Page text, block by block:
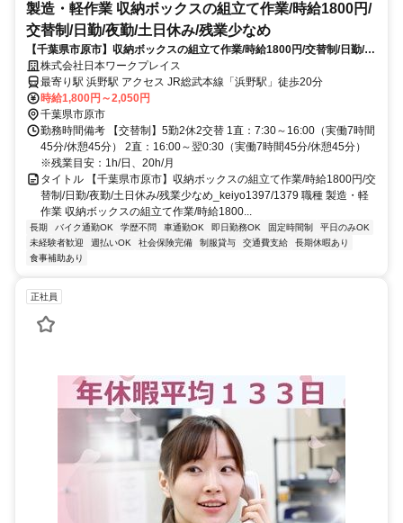
製造・軽作業 収納ボックスの組立て作業/時給1800円/
交替制/日勤/夜勤/土日休み/残業少なめ
【千葉県市原市】収納ボックスの組立て作業/時給1800円/交替制/日勤/夜
勤/土日休み/残業少なめ_keiyo1397/1379
株式会社日本ワークプレイス
最寄り駅 浜野駅 アクセス JR総武本線「浜野駅」徒歩20分
時給1,800円～2,050円
千葉県市原市
勤務時間備考 【交替制】5勤2休2交替 1直：7:30～16:00（実働7時間
45分/休憩45分） 2直：16:00～翌0:30（実働7時間45分/休憩45分）
※残業目安：1h/日、20h/月
タイトル 【千葉県市原市】収納ボックスの組立て作業/時給1800円/交
替制/日勤/夜勤/土日休み/残業少なめ_keiyo1397/1379 職種 製造・軽
作業 収納ボックスの組立て作業/時給1800...
長期 バイク通勤OK 学歴不問 車通勤OK 即日勤務OK 固定時間制
平日のみOK
未経験者歓迎
週払いOK 社会保険完備 制服貸与 交通費支給
長期休暇あり
食事補助あり
正社員